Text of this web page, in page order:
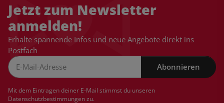
Jetzt zum Newsletter
anmelden!
Erhalte spannende Infos und neue Angebote direkt ins
Postfach
Abonnieren
Mit dem Eintragen deiner E-Mail stimmst du unseren
Datenschutzbestimmungenzu.